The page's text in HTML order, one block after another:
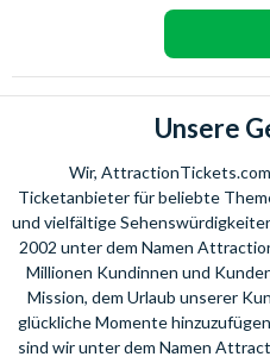
Unsere
Wir,
Ticketanbieter für beliebte
und vielfältige
2002 unter dem Namen
Millionen Kundinnen und
Mission, dem Urlaub unserer
glückliche Momente
sind wir unter dem Namen